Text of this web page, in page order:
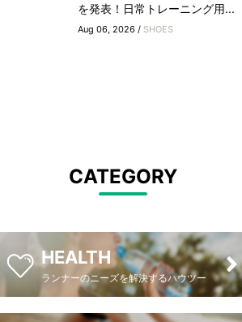
を発表！日常トレーニング用...
Aug 06, 2026 / SHOES
CATEGORY
HEALTH
ランナーのニーズを解決するハウツー